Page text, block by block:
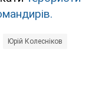
Юрій Колесніков